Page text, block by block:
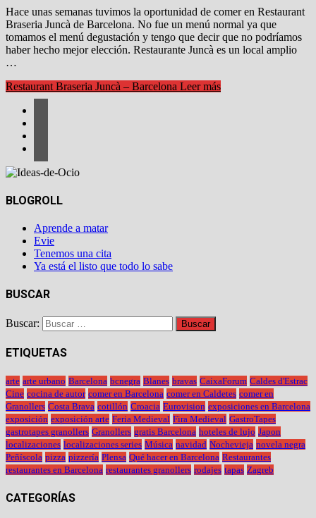
Hace unas semanas tuvimos la oportunidad de comer en Restaurant
Braseria Juncà de Barcelona. No fue un menú normal ya que
tomamos el menú degustación y tengo que decir que no podríamos
haber hecho mejor elección. Restaurante Juncà es un local amplio
…
Restaurant Braseria Juncà – Barcelona Leer más
BLOGROLL
Aprende a matar
Evie
Tenemos una cita
Ya está el listo que todo lo sabe
BUSCAR
Buscar:
ETIQUETAS
arte arte urbano Barcelona bcnegra Blanes bravas CaixaForum Caldes d'Estrac
Cine cocina de autor comer en Barcelona comer en Caldetes comer en
Granollers Costa Brava cotillón Croacia Eurovision exposiciones en Barcelona
exposición exposición arte Feria Medieval Fira Medieval GastroTapes
gastrotapes granollers Granollers gratis Barcelona hoteles de lujo Japon
localizaciones localizaciones series Música navidad Nochevieja novela negra
Peñíscola pizza pizzería Plensa Qué hacer en Barcelona Restaurantes
restaurantes en Barcelona restaurantes granollers rodajes tapas Zagreb
CATEGORÍAS